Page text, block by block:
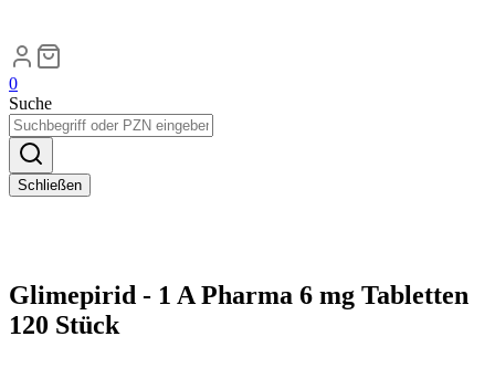
0
Suche
Schließen
Glimepirid - 1 A Pharma 6 mg Tabletten
120 Stück